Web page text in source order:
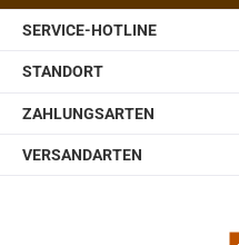
Somit lässt sich die JBL
Zubehörteile einfach
SERVICE-HOTLINE
STANDORT
ZAHLUNGSARTEN
VERSANDARTEN